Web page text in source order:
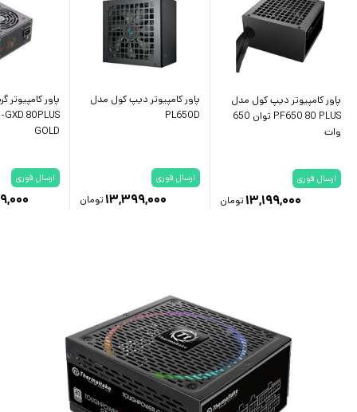
پاور کامپیوتر دیپ کول مدل
PF650 80 PLUS توان 650
وات
ارسال فوری
۱۳,۱۹۹,۰۰۰ تومان
پاور کامپیوتر دیپ کول مدل
PL650D
ارسال فوری
۱۳,۳۹۹,۰۰۰ تومان
پاور کامپیوتر
80PLUS
GOLD
ارسال فوری